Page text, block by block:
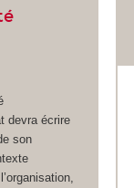
devra écrire
son